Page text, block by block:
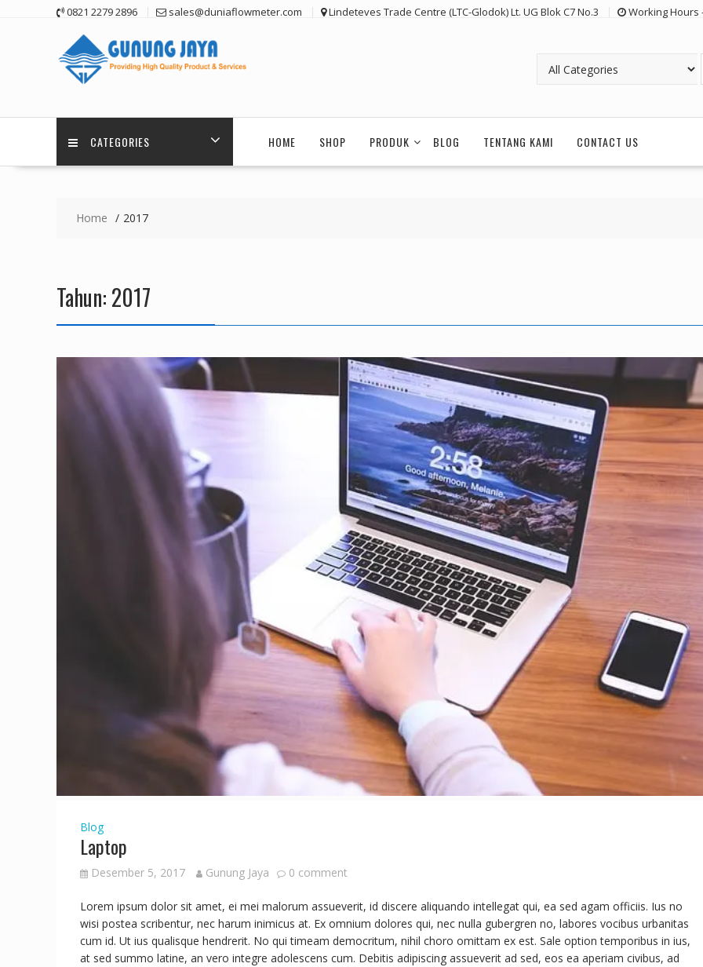
0821 2279 2896 sales@duniaflowmeter.com Lindeteves Trade Centre (LTC-Glodok) Lt. UG Blok C7 No.3 Working Hours
CATEGORIES HOME SHOP PRODUK BLOG TENTANG KAMI CONTACT US
Home 2017
Tahun:2017
Blog
Laptop
Desember 5, 2017 Gunung Jaya 0 comment
Lorem ipsum dolor sit amet, ei mei malorum assueverit, id discere aliquando intellegat qui, ea sed agam officiis. Ius no
wisi postea scribentur, nec harum inimicus at. Ex omnium dolores qui, nec nulla gubergren no, labores vocibus urbanitas
cum id. Ut ius qualisque hendrerit. No qui timeam democritum, nihil choro omittam ex est. Sale option temporibus in ius,
at sed summo latine, an vero integre adolescens cum. Debitis adipiscing assueverit ad sed, eos ea aperiam civibus, ad